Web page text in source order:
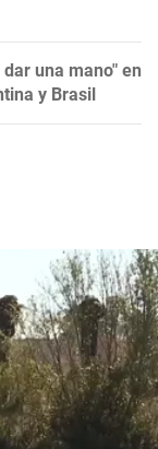
una mano" en
y Brasil